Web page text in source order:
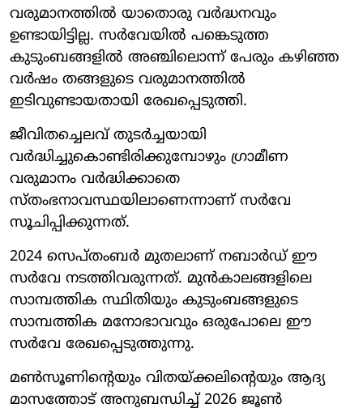
വരുമാനത്തിൽ യാതൊരു വർദ്ധനവും
ഉണ്ടായിട്ടില്ല. സർവേയിൽ പങ്കെടുത്ത
കുടുംബങ്ങളിൽ അഞ്ചിലൊന്ന് പേരും കഴിഞ്ഞ
വർഷം തങ്ങളുടെ വരുമാനത്തിൽ
ഇടിവുണ്ടായതായി രേഖപ്പെടുത്തി.
ജീവിതച്ചെലവ് തുടർച്ചയായി
വർദ്ധിച്ചുകൊണ്ടിരിക്കുമ്പോഴും ഗ്രാമീണ
വരുമാനം വർദ്ധിക്കാതെ
സ്തംഭനാവസ്ഥയിലാണെന്നാണ് സർവേ
സൂചിപ്പിക്കുന്നത്.
2024 സെപ്തംബർ മുതലാണ് നബാർഡ് ഈ
സർവേ നടത്തിവരുന്നത്. മുൻകാലങ്ങളിലെ
സാമ്പത്തിക സ്ഥിതിയും കുടുംബങ്ങളുടെ
സാമ്പത്തിക മനോഭാവവും ഒരുപോലെ ഈ
സർവേ രേഖപ്പെടുത്തുന്നു.
മൺസൂണിന്റെയും വിതയ്ക്കലിന്റെയും ആദ്യ
മാസത്തോട് അനുബന്ധിച്ച് 2026 ജൂൺ